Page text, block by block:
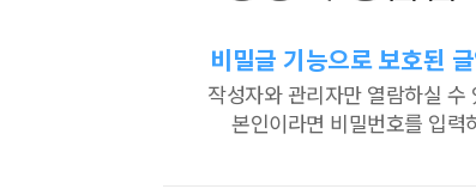
비밀글 기능으로 보호된
작성자와 관리자만 열람하실 수
본인이라면 비밀번호를 입력